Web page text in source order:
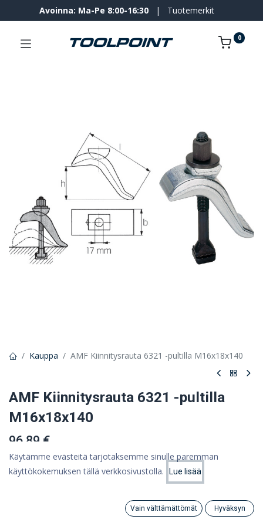
Hinta:
Lisää ostoskoriin
Category
Avoinna: Ma-Pe 8:00-16:30 | Tuotemerkit
0
Kauppa AMF Kiinnitysrauta 6321 -pultilla M16x18x140
AMF Kiinnitysrauta 6321 -pultilla
M16x18x140
96,89 €
77,20 € (ALV 0%)
Käytämme evästeitä tarjotaksemme sinulle paremman
käyttökokemuksen tällä verkkosivustolla.
Lue lisää
Vain välttämättömät Hyväksyn